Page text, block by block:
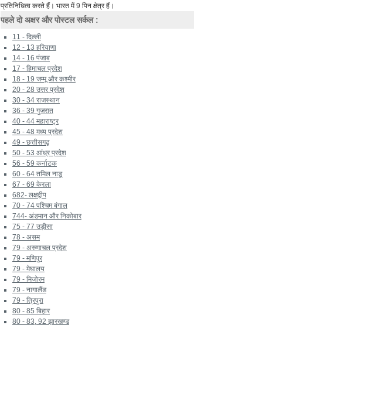
प्रतिनिधित्व करते हैं। भारत में 9 पिन क्षेत्र हैं।
पहले दो अक्षर और पोस्टल सर्कल :
11 - दिल्ली
12 - 13 हरियाणा
14 - 16 पंजाब
17 - हिमाचल प्रदेश
18 - 19 जम्मू और कश्मीर
20 - 28 उत्तर प्रदेश
30 - 34 राजस्थान
36 - 39 गुजरात
40 - 44 महाराष्ट्र
45 - 48 मध्य प्रदेश
49 - छत्तीसगढ़
50 - 53 आंध्र प्रदेश
56 - 59 कर्नाटक
60 - 64 तमिल नाडू
67 - 69 केरला
682- लक्षद्वीप
70 - 74 पश्चिम बंगाल
744- अंडमान और निकोबार
75 - 77 उड़ीसा
78 - असम
79 - अरुणाचल प्रदेश
79 - मणिपुर
79 - मेघालय
79 - मिजोरम
79 - नागालैंड
79 - त्रिपुरा
80 - 85 बिहार
80 - 83, 92 झारखण्ड